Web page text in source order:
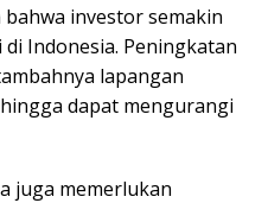
investor semakin
Indonesia. Peningkatan
lapangan
dapat mengurangi
juga memerlukan